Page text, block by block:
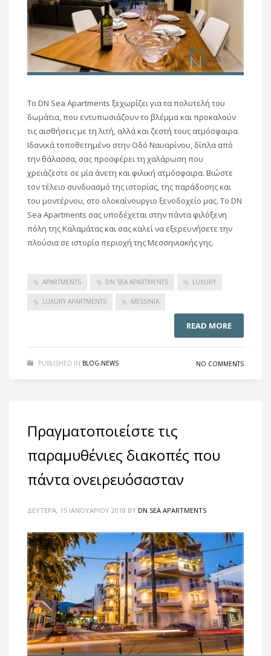
Το DN Sea Apartments ξεχωρίζει για τα πολυτελή του
δωμάτια, που εντυπωσιάζουν το βλέμμα και προκαλούν
τις αισθήσεις με τη λιτή, αλλά και ζεστή τους ατμόσφαιρα.
Ιδανικά τοποθετημένο στην Οδό Ναυαρίνου, δίπλα από
την θάλασσα, σας προσφέρει τη χαλάρωση που
χρειάζεστε σε μία άνετη και φιλική ατμόσφαιρα. Βιώστε
τον τέλειο συνδυασμό της ιστορίας, της παράδοσης και
του μοντέρνου, στο ολοκαίνουργιο ξενοδοχείο μας. Το DN
Sea Apartments σας υποδέχεται στην πάντα φιλόξενη
πόλη της Καλαμάτας και σας καλεί να εξερευνήσετε την
πλούσια σε ιστορία περιοχή της Μεσσηνιακής γης.
APARTMENTS DN SEA APARTMENTS LUXURY
LUXURY APARTMENTS MESSINIA
READ MORE
PUBLISHED IN BLOG-NEWS NO COMMENTS
Πραγματοποιείστε τις
παραμυθένιες διακοπές που
πάντα ονειρευόσασταν
ΔΕΥΤΈΡΑ, 15 ΙΑΝΟΥΑΡΊΟΥ 2018 BY DN SEA APARTMENTS